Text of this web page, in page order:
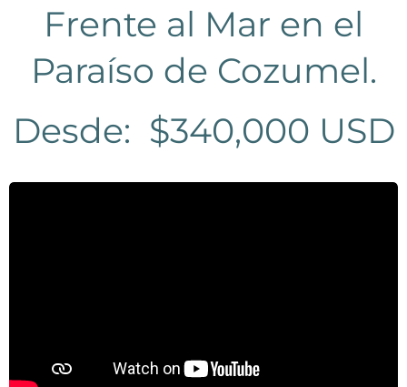
Frente al Mar en el
Paraíso de Cozumel.
Desde: $340,000 USD